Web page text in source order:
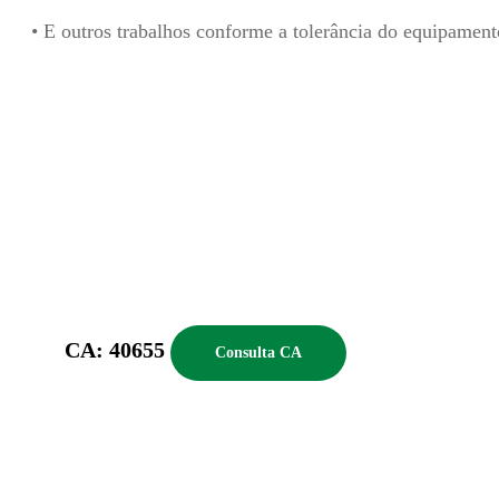
• E outros trabalhos conforme a tolerância do
CA: 40655 Consulta CA